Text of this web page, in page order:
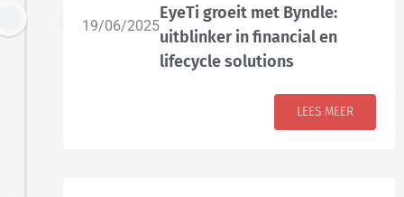
19/06/2025
EyeTi groeit met Byndle:
uitblinker in financial en
lifecycle solutions
LEES MEER